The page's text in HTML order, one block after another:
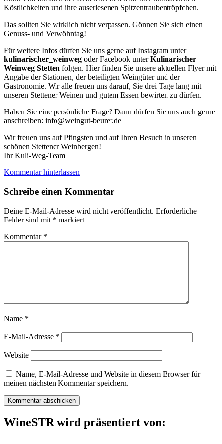
Köstlichkeiten und ihre auserlesenen Spitzentraubentröpfchen.
Das sollten Sie wirklich nicht verpassen. Gönnen Sie sich einen
Genuss- und Verwöhntag!
Für weitere Infos dürfen Sie uns gerne auf Instagram unter
kulinarischer_weinweg oder Facebook unterKulinarischer
Weinweg Stetten folgen. Hier finden Sie unsere aktuellen Flyer mit
Angabe der Stationen, der beteiligten Weingüter und der
Gastronomie. Wir alle freuen uns darauf, Sie drei Tage lang mit
unseren Stettener Weinen und gutem Essen bewirten zu dürfen.
Haben Sie eine persönliche Frage? Dann dürfen Sie uns auch gerne
anschreiben: info@weingut-beurer.de
Wir freuen uns auf Pfingsten und auf Ihren Besuch in unseren
schönen Stettener Weinbergen!
Ihr Kuli-Weg-Team
Kommentar hinterlassen
Schreibe einen Kommentar
Deine E-Mail-Adresse wird nicht veröffentlicht. Erforderliche
Felder sind mit * markiert
Kommentar *
Name *
E-Mail-Adresse *
Website
Name, E-Mail-Adresse und Website in diesem Browser für
meinen nächsten Kommentar speichern.
WineSTR wird präsentiert von: